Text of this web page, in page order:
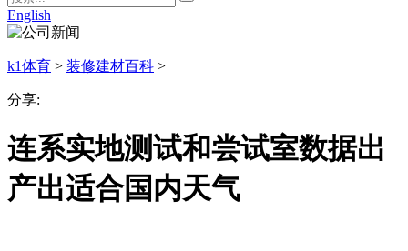
English
k1体育 > 装修建材百科 >
分享:
连系实地测试和尝试室数据出
产出适合国内天气